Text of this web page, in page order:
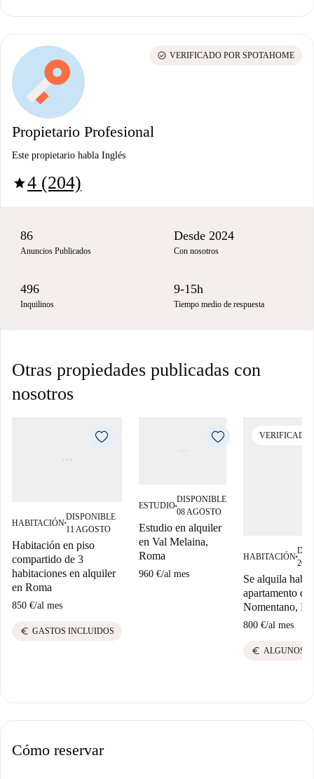
Propietario Profesional
Este propietario habla Inglés
star4 (204)
check_circle VERIFICADO POR SPOTAHOME
86
Anuncios Publicados
Desde 2024
Con nosotros
496
Inquilinos
9-15h
Tiempo medio de respuesta
Otras propiedades publicadas con
nosotros
HABITACIÓN■
DISPONIBLE
11 AGOSTO
Habitación en piso
compartido de 3
habitaciones en alquiler
en Roma
850 €/al mes
euro GASTOS INCLUIDOS
ESTUDIO■
DISPONIBLE
08 AGOSTO
Estudio en alquiler
en Val Melaina,
Roma
960 €/al mes
VERIFICADO
HABITACIÓN■
2027
Se alquila
apartamento
Nomentano,
800 €/al mes
euro ALGUNOS
Cómo reservar